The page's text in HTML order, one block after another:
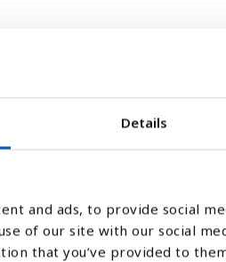
Details
and ads, to provide social
of our site with our social
that you’ve provided to
1982 1983198419851986 1987 19881989 19901991 1992199319941995